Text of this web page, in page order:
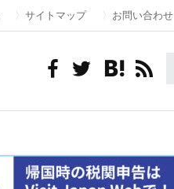
サイトマップ お問い合わせ